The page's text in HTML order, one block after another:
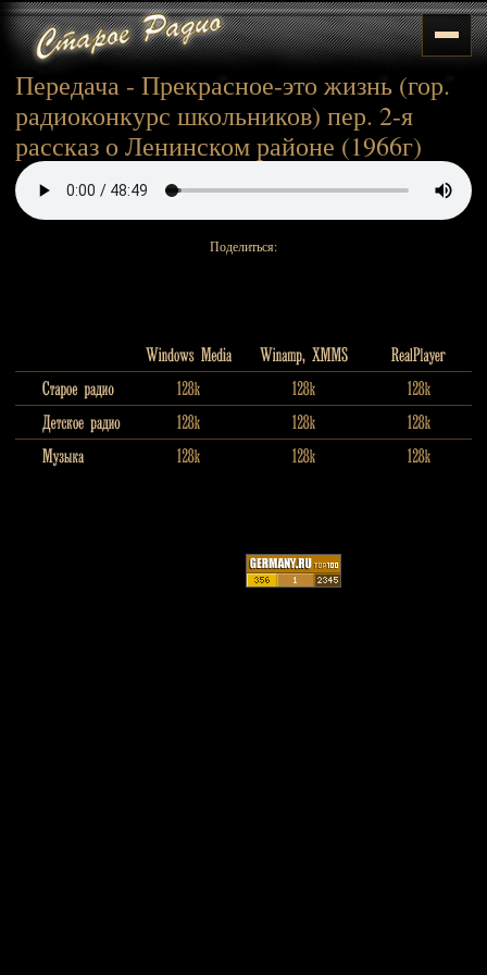
Передача - Прекрасное-это жизнь (гор.
радиоконкурс школьников) пер. 2-я
рассказ о Ленинском районе (1966г)
Поделиться: